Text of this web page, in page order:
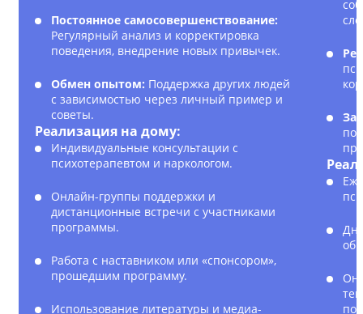
Постоянное самосовершенствование:
Регулярный анализ и корректировка
поведения, внедрение новых привычек.
Обмен опытом: Поддержка других людей
с зависимостью через личный пример и
советы.
Реализация на дому:
Индивидуальные консультации с
психотерапевтом и наркологом.
Онлайн-группы поддержки и
дистанционные встречи с участниками
программы.
Работа с наставником или «спонсором»,
прошедшим программу.
Использование литературы и медиа-